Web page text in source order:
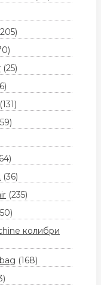
(25)
(131)
(36)
(235)
колибри
(168)